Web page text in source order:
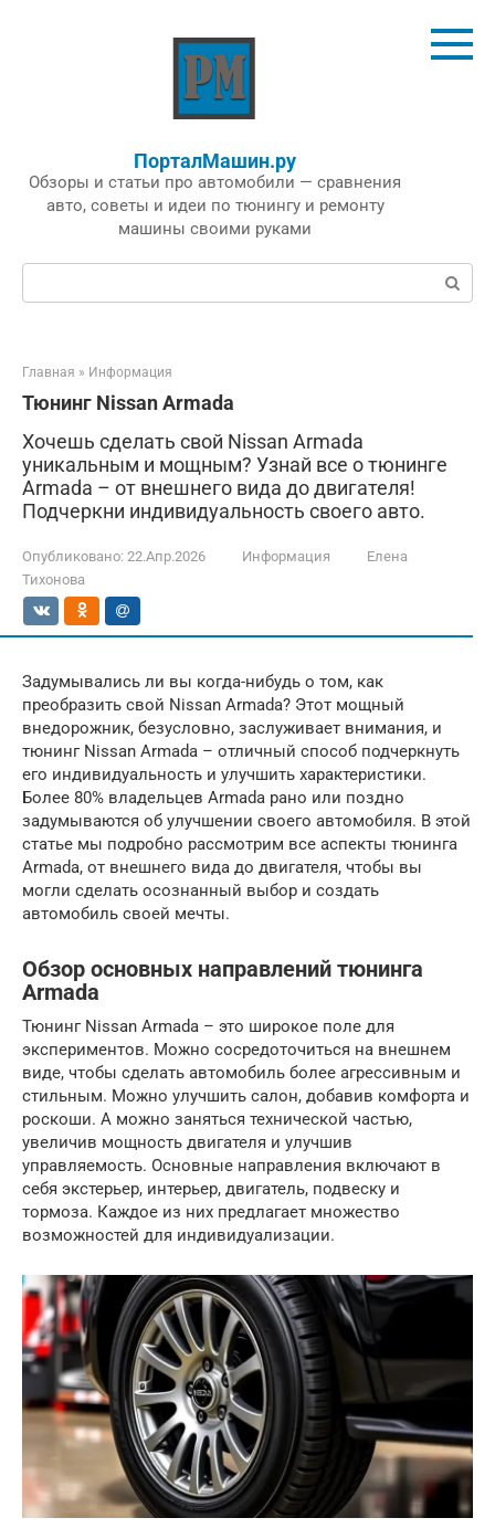
ПорталМашин.ру
Обзоры и статьи про автомобили — сравнения
авто, советы и идеи по тюнингу и ремонту
машины своими руками
Поиск:
Главная » Информация
Тюнинг Nissan Armada
Хочешь сделать свой Nissan Armada
уникальным и мощным? Узнай все о тюнинге
Armada – от внешнего вида до двигателя!
Подчеркни индивидуальность своего авто.
Опубликовано: 22.Апр.2026 Информация
Елена
Тихонова
Задумывались ли вы когда-нибудь о том, как
преобразить свой Nissan Armada? Этот мощный
внедорожник, безусловно, заслуживает внимания, и
тюнинг Nissan Armada – отличный способ подчеркнуть
его индивидуальность и улучшить характеристики.
Более 80% владельцев Armada рано или поздно
задумываются об улучшении своего автомобиля. В этой
статье мы подробно рассмотрим все аспекты тюнинга
Armada, от внешнего вида до двигателя, чтобы вы
могли сделать осознанный выбор и создать
автомобиль своей мечты.
Обзор основных направлений тюнинга
Armada
Тюнинг Nissan Armada – это широкое поле для
экспериментов. Можно сосредоточиться на внешнем
виде, чтобы сделать автомобиль более агрессивным и
стильным. Можно улучшить салон, добавив комфорта и
роскоши. А можно заняться технической частью,
увеличив мощность двигателя и улучшив
управляемость. Основные направления включают в
себя экстерьер, интерьер, двигатель, подвеску и
тормоза. Каждое из них предлагает множество
возможностей для индивидуализации.